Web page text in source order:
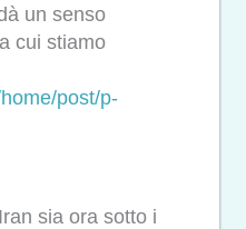
un senso
cui stiamo
post/p-
sia ora sotto i